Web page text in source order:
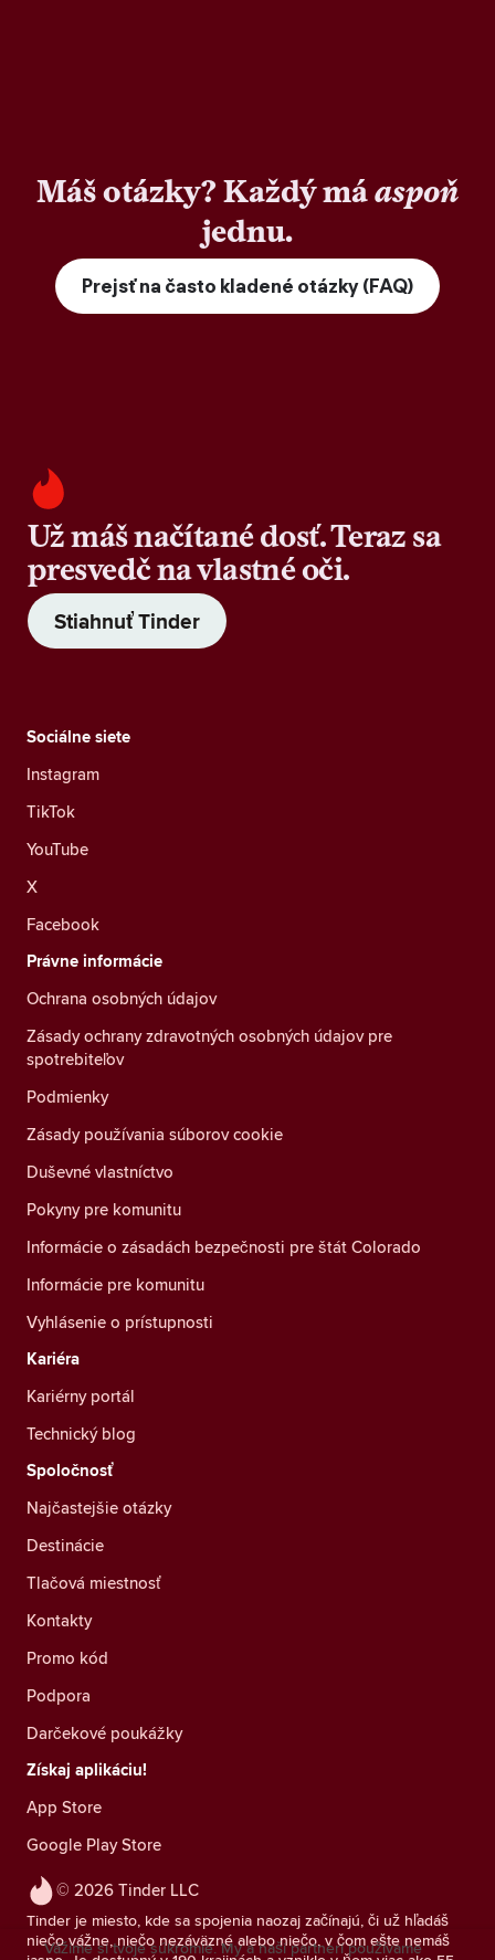
Máš otázky? Každý máaspoň
jednu.
Prejsť na často kladené otázky (FAQ)
Už máš načítané dosť. Teraz sa
presvedč na vlastné oči.
Stiahnuť Tinder
© 2026 Tinder LLC
Tinder je miesto, kde sa spojenia naozaj začínajú, či už hľadáš
niečo vážne, niečo nezáväzné alebo niečo, v čom ešte nemáš
Sociálne siete
Instagram
TikTok
YouTube
X
Facebook
Právne informácie
Ochrana osobných údajov
Zásady ochrany zdravotných osobných údajov pre
spotrebiteľov
Podmienky
Zásady používania súborov cookie
Duševné vlastníctvo
Pokyny pre komunitu
Informácie o zásadách bezpečnosti pre štát Colorado
Informácie pre komunitu
Vyhlásenie o prístupnosti
Kariéra
Kariérny portál
Technický blog
Spoločnosť
Najčastejšie otázky
Destinácie
Tlačová miestnosť
Kontakty
Promo kód
Podpora
Darčekové poukážky
Získaj aplikáciu!
App Store
Google Play Store
Vážime si tvoje súkromie. My a naši partneri používame